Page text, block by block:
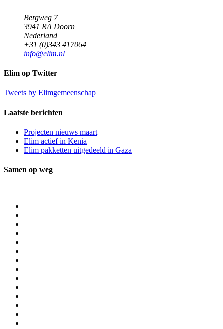
Bergweg 7
3941 RA Doorn
Nederland
+31 (0)343 417064
info@elim.nl
Elim op Twitter
Tweets by Elimgemeenschap
Laatste berichten
Projecten nieuws maart
Elim actief in Kenia
Elim pakketten uitgedeeld in Gaza
Samen op weg